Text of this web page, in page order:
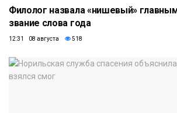
Филолог назвала «нишевый»
звание слова года
12:31 08 августа 518